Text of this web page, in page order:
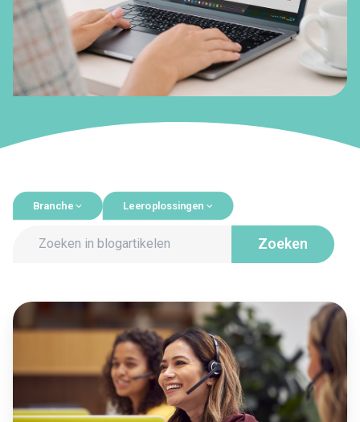
Branche Leeroplossingen